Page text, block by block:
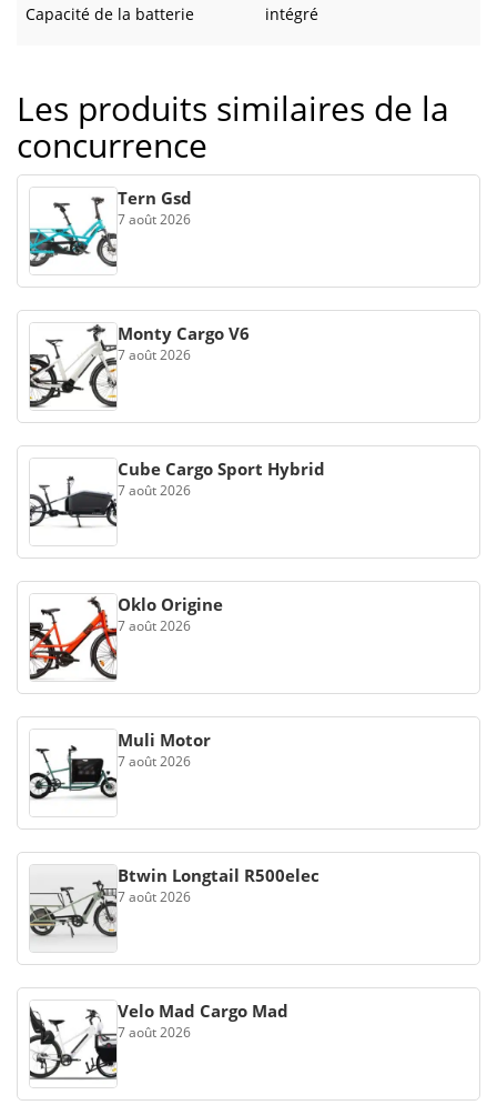
Capacité de la batterie intégré
Les produits similaires de la
concurrence
Tern Gsd
7 août 2026
Monty Cargo V6
7 août 2026
Cube Cargo Sport Hybrid
7 août 2026
Oklo Origine
7 août 2026
Muli Motor
7 août 2026
Btwin Longtail R500elec
7 août 2026
Velo Mad Cargo Mad
7 août 2026